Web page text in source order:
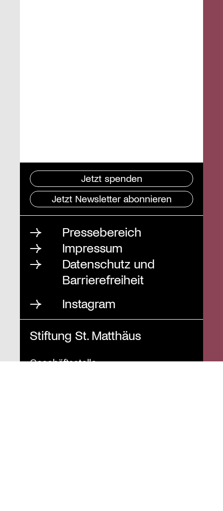
Jetzt spenden
Jetzt Newsletter abonnieren
Pressebereich
Impressum
Datenschutz und
Barrierefreiheit
Instagram
Stiftung St. Matthäus
Geschäftsstelle